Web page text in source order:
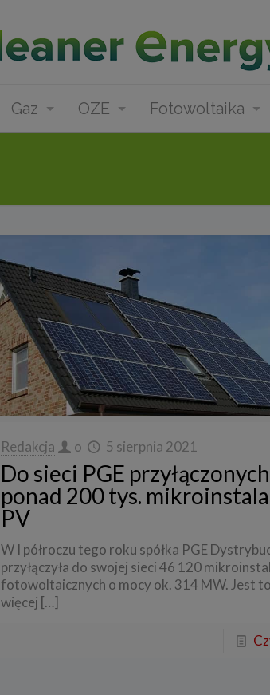
Gaz OZE Fotowoltaika
Redakcja o 5 sierpnia 2021
Do sieci PGE
ponad 200 tys.
PV
W I półroczu tego roku spółka PGE
przyłączyła do swojej sieci 46 120
fotowoltaicznych o mocy ok. 314 MW. Jest
więcej […]